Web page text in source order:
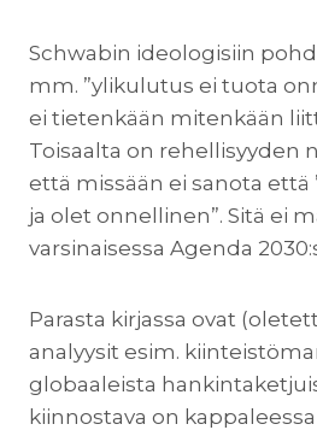
Schwabin ideologisiin
mm. ”ylikulutus ei tuota
ei tietenkään mitenkään
Toisaalta on rehellisyyden
että missään ei sanota että
ja olet onnellinen”. Sitä ei
varsinaisessa Agenda
Parasta kirjassa ovat
analyysit esim.
globaaleista
kiinnostava on kappaleessa